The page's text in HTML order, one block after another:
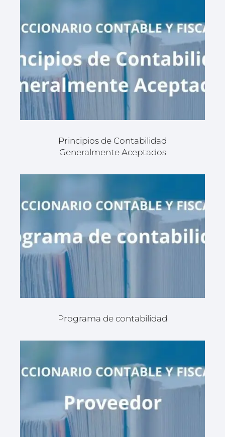
Principios de Contabilidad
Generalmente Aceptados
Programa de contabilidad